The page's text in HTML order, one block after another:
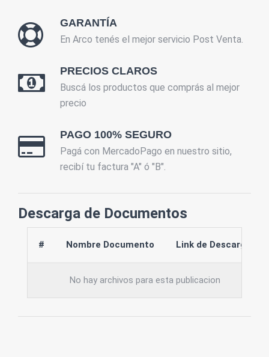
GARANTÍA
En Arco tenés el mejor servicio Post Venta.
PRECIOS CLAROS
Buscá los productos que comprás al mejor
precio
PAGO 100% SEGURO
Pagá con MercadoPago en nuestro sitio,
recibí tu factura "A" ó "B".
Descarga de Documentos
# Nombre Documento Link de Descarga
No hay archivos para esta publicacion